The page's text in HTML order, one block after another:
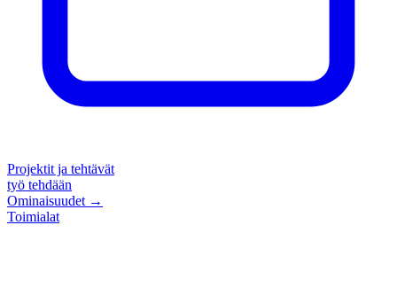
Projektit ja tehtävät
työ tehdään
Ominaisuudet →
Toimialat